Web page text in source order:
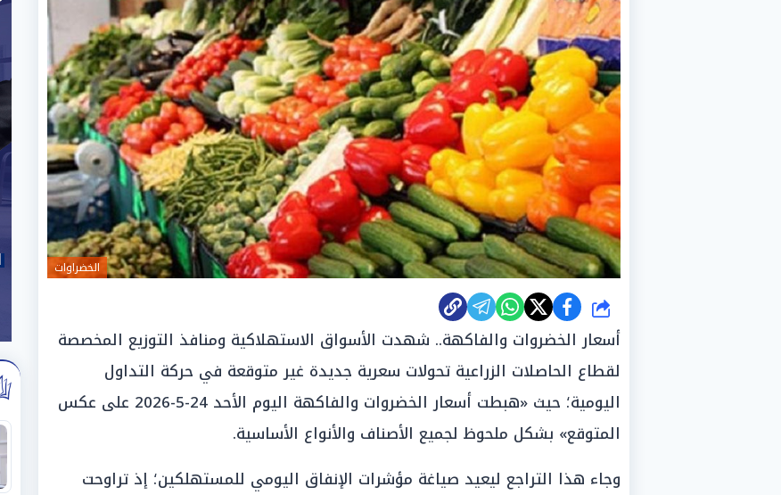
الخضراوات
شارك
أسعار الخضروات والفاكهة.. شهدت الأسواق الاستهلاكية ومنافذ التوزيع المخصصة
لقطاع الحاصلات الزراعية تحولات سعرية جديدة غير متوقعة في حركة التداول
اليومية؛ حيث «هبطت أسعار الخضروات والفاكهة اليوم الأحد 24-5-2026 على عكس
المتوقع» بشكل ملحوظ لجميع الأصناف والأنواع الأساسية.
وجاء هذا التراجع ليعيد صياغة مؤشرات الإنفاق اليومي للمستهلكين؛ إذ تراوحت